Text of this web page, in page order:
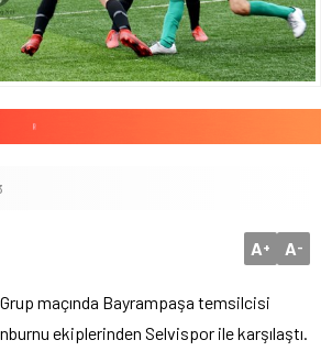
A+ A-
maçında Bayrampaşa temsilcisi
ekiplerinden Selvispor ile karşılaştı.